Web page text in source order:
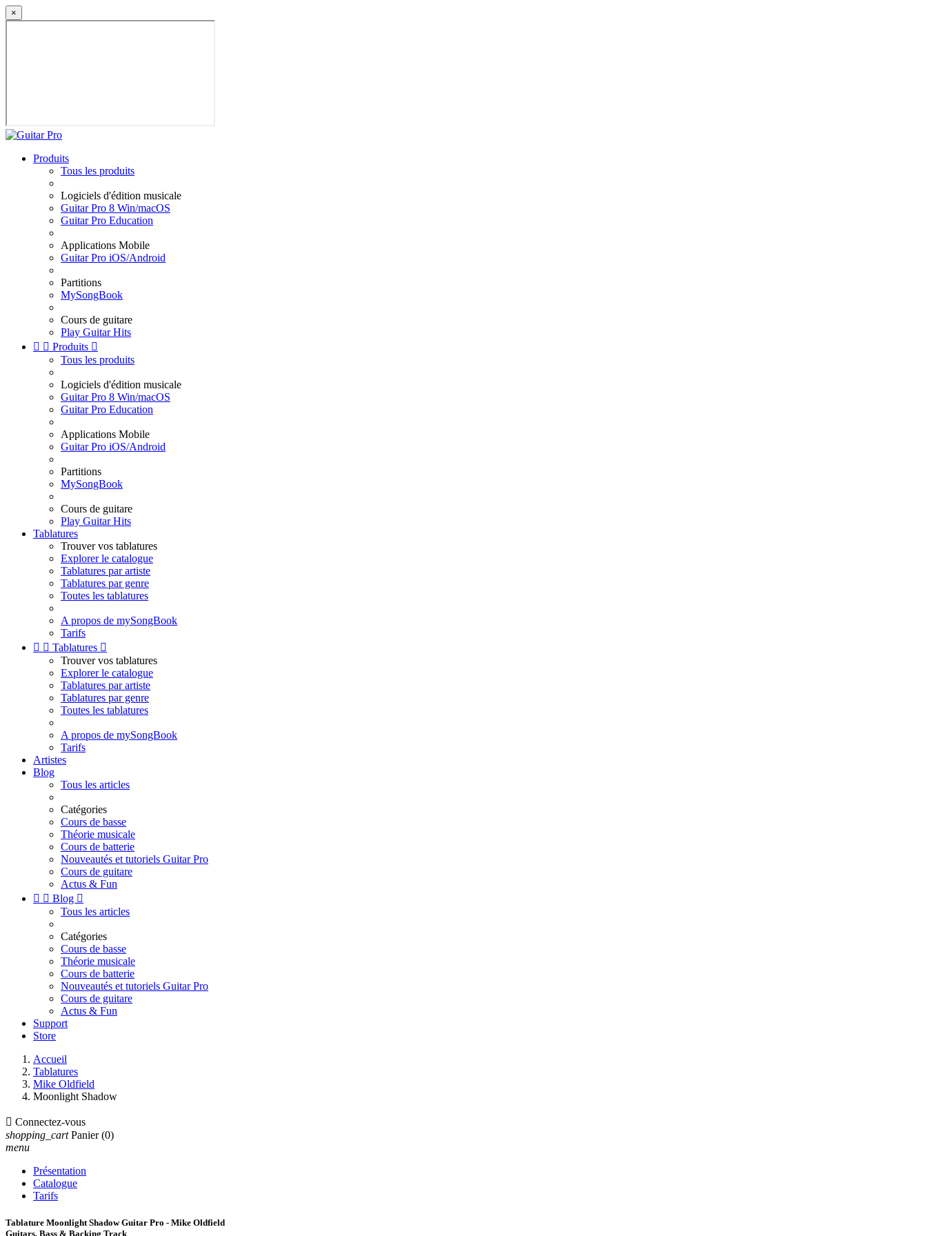
×
Produits
Tous les produits
Logiciels d'édition musicale
Guitar Pro 8 Win/macOS
Guitar Pro Education
Applications Mobile
Guitar Pro iOS/Android
Partitions
MySongBook
Cours de guitare
Play Guitar Hits
  Produits 
Tous les produits
Logiciels d'édition musicale
Guitar Pro 8 Win/macOS
Guitar Pro Education
Applications Mobile
Guitar Pro iOS/Android
Partitions
MySongBook
Cours de guitare
Play Guitar Hits
Tablatures
Trouver vos tablatures
Explorer le catalogue
Tablatures par artiste
Tablatures par genre
Toutes les tablatures
A propos de mySongBook
Tarifs
  Tablatures 
Trouver vos tablatures
Explorer le catalogue
Tablatures par artiste
Tablatures par genre
Toutes les tablatures
A propos de mySongBook
Tarifs
Artistes
Blog
Tous les articles
Catégories
Cours de basse
Théorie musicale
Cours de batterie
Nouveautés et tutoriels Guitar Pro
Cours de guitare
Actus & Fun
  Blog 
Tous les articles
Catégories
Cours de basse
Théorie musicale
Cours de batterie
Nouveautés et tutoriels Guitar Pro
Cours de guitare
Actus & Fun
Support
Store
Accueil
Tablatures
Mike Oldfield
Moonlight Shadow
 Connectez-vous
shopping_cart Panier (0)
menu
Présentation
Catalogue
Tarifs
Tablature Moonlight Shadow Guitar Pro - Mike Oldfield
Guitars, Bass & Backing Track